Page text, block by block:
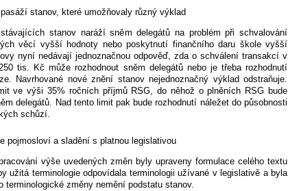
stanov, které umožňovaly různý výklad
stanov naráží sněm delegátů na problém při schvalování
věcí vyšší hodnoty nebo poskytnutí finančního daru škole vyšší
nyní nedávají jednoznačnou odpověď, zda o schválení transakcí v
tis. Kč může rozhodnout sněm delegátů nebo je třeba rozhodnutí
Navrhované nové znění stanov nejednoznačný výklad odstraňuje.
ve výši 35% ročních příjmů RSG, do něhož o plněních RSG bude
delegátů. Nad tento limit pak bude rozhodnutí náležet do působnosti
schůzí.
pojmosloví a sladění s platnou legislativou
výše uvedených změn byly upraveny formulace celého textu
užitá terminologie odpovídala terminologii užívané v legislativě a byla
terminologické změny nemění podstatu stanov.